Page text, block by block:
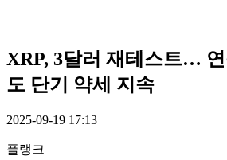
XRP, 3달러 재테스트… 연
도 단기 약세 지속
2025-09-19 17:13
플랭크